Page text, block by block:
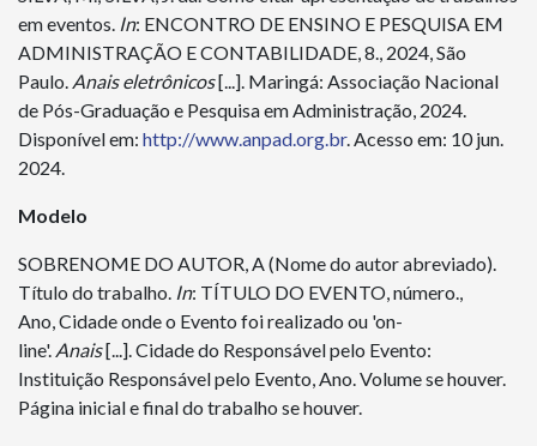
em eventos. In: ENCONTRO DE ENSINO E PESQUISA EM
ADMINISTRAÇÃO E CONTABILIDADE, 8., 2024, São
Paulo. Anais eletrônicos[...]. Maringá: Associação Nacional
de Pós-Graduação e Pesquisa em Administração, 2024.
Disponível em: http://www.anpad.org.br. Acesso em: 10 jun.
2024.
Modelo
SOBRENOME DO AUTOR, A (Nome do autor abreviado).
Título do trabalho. In: TÍTULO DO EVENTO, número.,
Ano, Cidade onde o Evento foi realizado ou 'on-
line'. Anais[...]. Cidade do Responsável pelo Evento:
Instituição Responsável pelo Evento, Ano. Volume se houver.
Página inicial e final do trabalho se houver.